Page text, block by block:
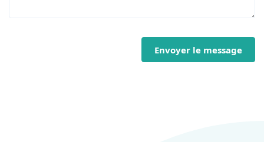
Envoyer le message